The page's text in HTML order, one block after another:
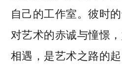
自己的工作室。彼时
对艺术的赤诚与憧憬
相遇，是艺术之路的